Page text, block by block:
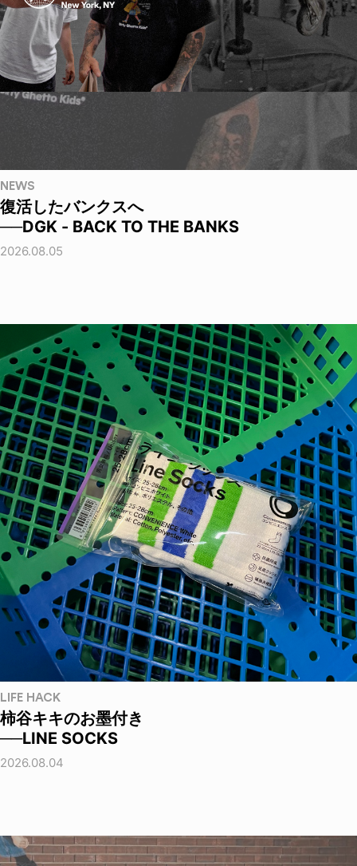
NEWS
復活したバンクスへ
──DGK - BACK TO THE BANKS
2026.08.05
LIFE HACK
柿谷キキのお墨付き
──LINE SOCKS
2026.08.04